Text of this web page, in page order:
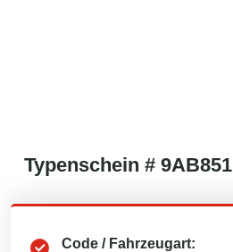
Typenschein # 9AB851
Code / Fahrzeugart: